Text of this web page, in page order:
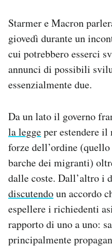
Starmer e Macron
giovedì durante un
cui potrebbero esserci
annunci di possibili
essenzialmente due.
Da un lato il governo
la leggeper estendere il
forze dell’ordine
barche dei migranti)
dalle coste. Dall’altro i
discutendoun accordo
espellere i richiedenti
rapporto di uno a uno:
principalmente